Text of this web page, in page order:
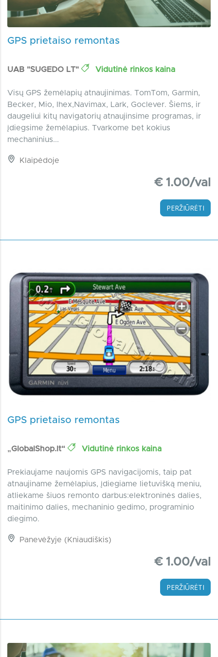
GPS prietaiso remontas
UAB "SUGEDO LT" Vidutinė rinkos kaina
Visų GPS žemėlapių atnaujinimas. TomTom, Garmin,
Becker, Mio, Ihex,Navimax, Lark, Goclever. Šiems, ir
daugeliui kitų navigatorių atnaujinsime programas, ir
įdiegsime žemėlapius. Tvarkome bet kokius
mechaninius...
Klaipėdoje
€ 1.00/val
PERŽIŪRĖTI
GPS prietaiso remontas
„GlobalShop.lt“ Vidutinė rinkos kaina
Prekiaujame naujomis GPS navigacijomis, taip pat
atnaujiname žemėlapius, įdiegiame lietuvišką meniu,
atliekame šiuos remonto darbus:elektroninės dalies,
maitinimo dalies, mechaninio gedimo, programinio
diegimo.
Panevėžyje (Kniaudiškis)
€ 1.00/val
PERŽIŪRĖTI